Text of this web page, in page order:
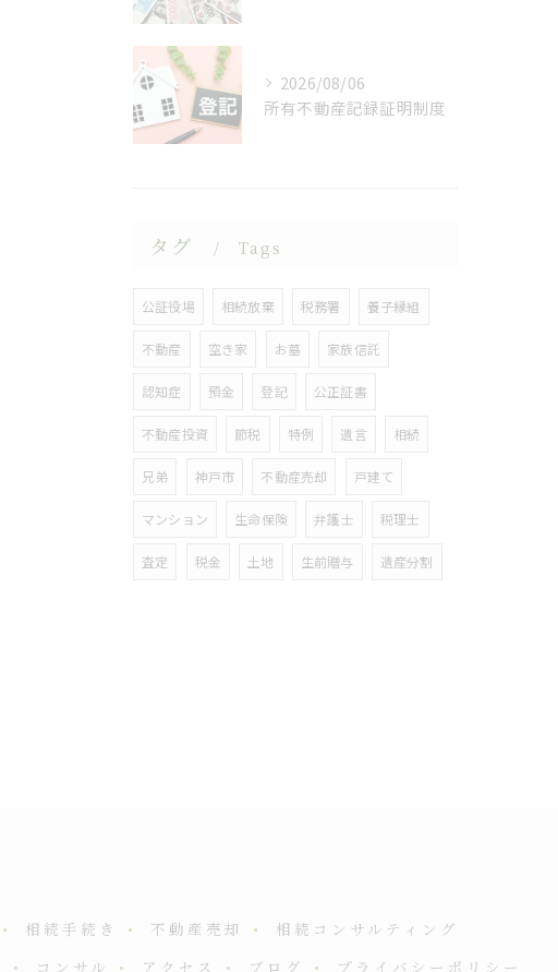
2026/08/06
所有不動産記録証明制度
タグ Tags
公証役場 相続放棄 税務署 養子縁組
不動産 空き家 お墓 家族信託
認知症 預金 登記 公正証書
不動産投資 節税 特例 遺言 相続
兄弟 神戸市 不動産売却 戸建て
マンション 生命保険 弁護士 税理士
査定 税金 土地 生前贈与 遺産分割
相続手続き 不動産売却
相続コンサルティング
コンサル アクセス ブログ プライバシーポリシー